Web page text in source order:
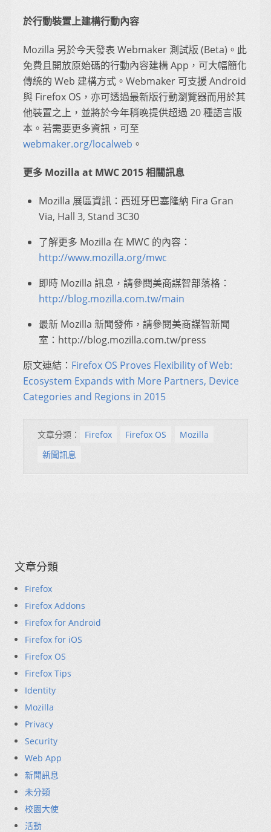
於行動裝置上建構行動內容
Mozilla 另於今天發表 Webmaker 測試版 (Beta)。此
免費且開放原始碼的行動內容建構 App，可大幅簡化
傳統的 Web 建構方式。Webmaker 可支援 Android
與 Firefox OS，亦可透過最新版行動瀏覽器而用於其
他裝置之上，並將於今年稍晚提供超過 20 種語言版
本。若需要更多資訊，可至
webmaker.org/localweb 。
更多 Mozilla at MWC 2015 相關訊息
Mozilla 展區資訊：西班牙巴塞隆納 Fira Gran
Via, Hall 3, Stand 3C30
了解更多 Mozilla 在 MWC 的內容：
http://www.mozilla.org/mwc
即時 Mozilla 訊息，請參閱美商謀智部落格：
http://blog.mozilla.com.tw/main
最新 Mozilla 新聞發佈，請參閱美商謀智新聞
室：http://blog.mozilla.com.tw/press
原文連結： Firefox OS Proves Flexibility of Web:
Ecosystem Expands with More Partners, Device
Categories and Regions in 2015
文章分類： Firefox Firefox OS
Mozilla
新聞訊息
文章分類
Firefox
Firefox Addons
Firefox for Android
Firefox for iOS
Firefox OS
Firefox Tips
Identity
Mozilla
Privacy
Security
Web App
新聞訊息
未分類
校園大使
活動